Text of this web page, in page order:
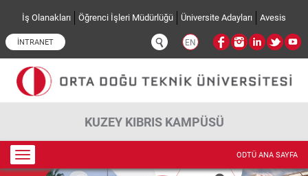
İş Olanakları Öğrenci İşleri Müdürlüğü Üniversite Adayları Avesis
İNTRANET EN
KUZEY KIBRIS KAMPÜSÜ
Toggle
navigation
ODTÜ ANA SAYFA